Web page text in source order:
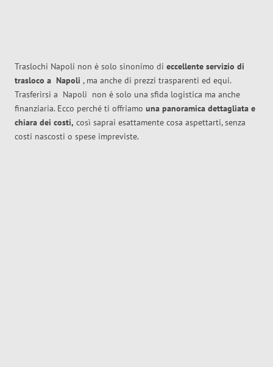
Traslochi Napoli non è solo sinonimo di eccellente servizio di
trasloco a Napoli , ma anche di prezzi trasparenti ed equi.
Trasferirsi a Napoli non è solo una sfida logistica ma anche
finanziaria. Ecco perché ti offriamo una panoramica dettagliata e
chiara dei costi, così saprai esattamente cosa aspettarti, senza
costi nascosti o spese impreviste.